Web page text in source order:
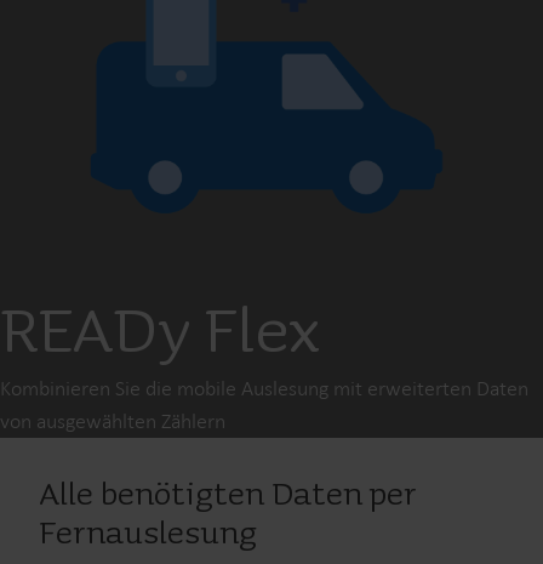
READy Flex
Kombinieren Sie die mobile Auslesung mit erweiterten Daten
von ausgewählten Zählern
Alle benötigten Daten per
Fernauslesung